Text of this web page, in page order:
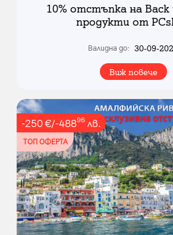
10% отстъпка на Back
продукти от
Валидна до: 30-09-
Виж повече
-250€/-48896 лв.
ТОП ОФЕРТА